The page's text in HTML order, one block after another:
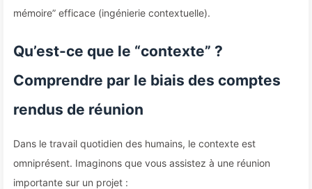
mémoire” efficace (ingénierie contextuelle).
Qu’est-ce que le “contexte” ?
Comprendre par le biais des comptes
rendus de réunion
Dans le travail quotidien des humains, le contexte est
omniprésent. Imaginons que vous assistez à une réunion
importante sur un projet :